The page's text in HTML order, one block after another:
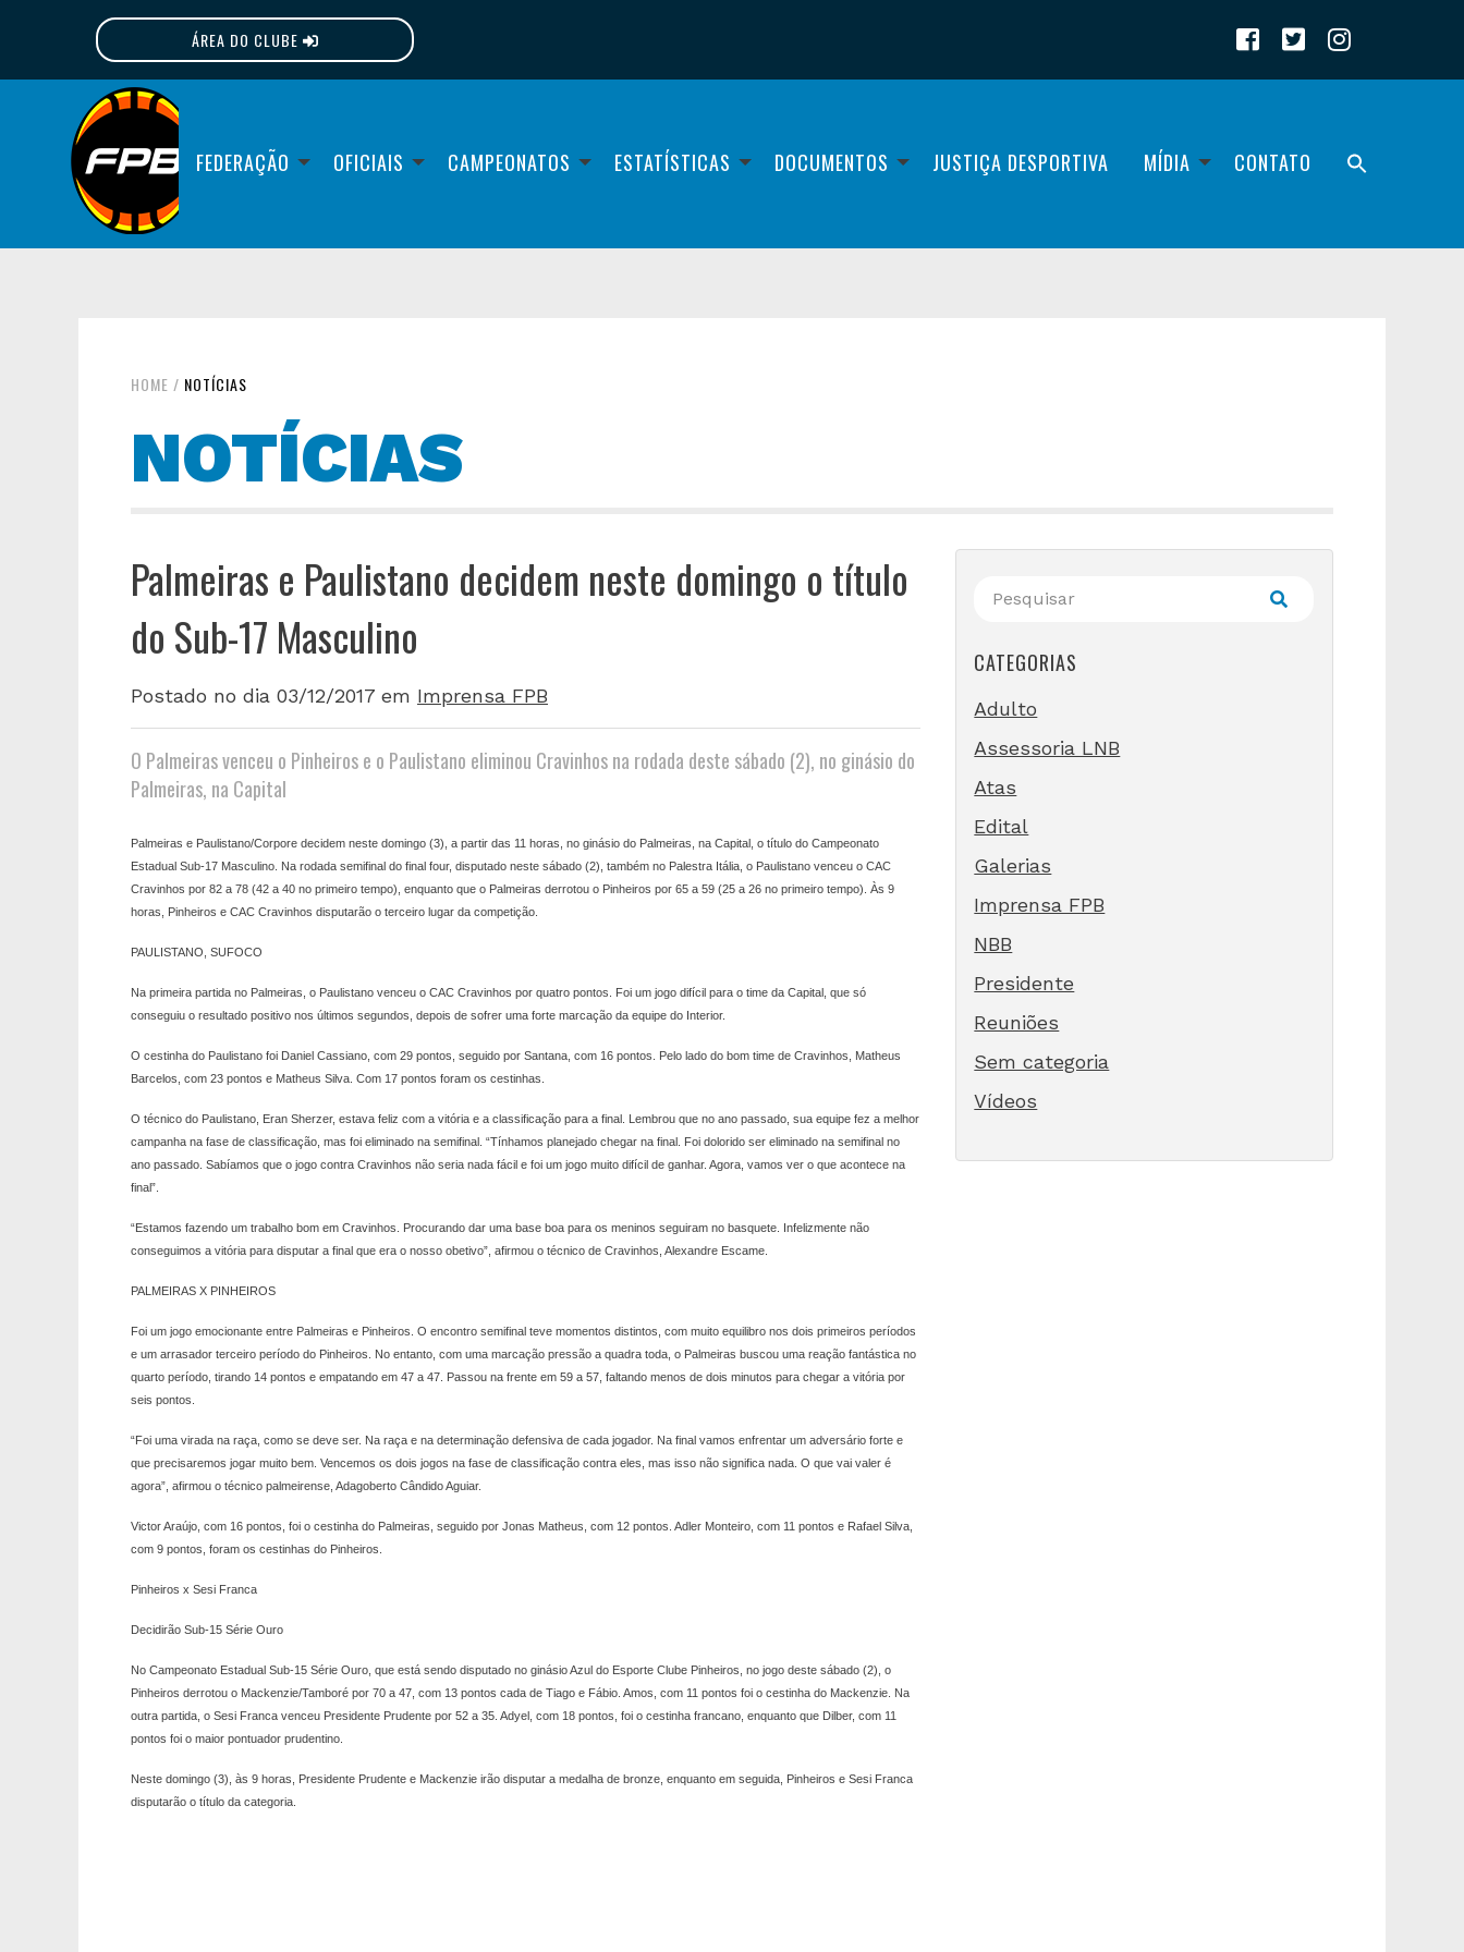
ÁREA DO CLUBE
FEDERAÇÃO OFICIAIS CAMPEONATOS ESTATÍSTICAS DOCUMENTOS JUSTIÇA DESPORTIVA MÍDIA CONTATO
HOME / NOTÍCIAS
NOTÍCIAS
Palmeiras e Paulistano decidem neste domingo o título
do Sub-17 Masculino
Postado no dia 03/12/2017 em Imprensa FPB
O Palmeiras venceu o Pinheiros e o Paulistano eliminou Cravinhos na rodada deste sábado (2), no ginásio do
Palmeiras, na Capital
Palmeiras e Paulistano/Corpore decidem neste domingo (3), a partir das 11 horas, no ginásio do Palmeiras, na Capital, o título do Campeonato
Estadual Sub-17 Masculino. Na rodada semifinal do final four, disputado neste sábado (2), também no Palestra Itália, o Paulistano venceu o CAC
Cravinhos por 82 a 78 (42 a 40 no primeiro tempo), enquanto que o Palmeiras derrotou o Pinheiros por 65 a 59 (25 a 26 no primeiro tempo). Às 9
horas, Pinheiros e CAC Cravinhos disputarão o terceiro lugar da competição.
PAULISTANO, SUFOCO
Na primeira partida no Palmeiras, o Paulistano venceu o CAC Cravinhos por quatro pontos. Foi um jogo difícil para o time da Capital, que só
conseguiu o resultado positivo nos últimos segundos, depois de sofrer uma forte marcação da equipe do Interior.
O cestinha do Paulistano foi Daniel Cassiano, com 29 pontos, seguido por Santana, com 16 pontos. Pelo lado do bom time de Cravinhos, Matheus
Barcelos, com 23 pontos e Matheus Silva. Com 17 pontos foram os cestinhas.
O técnico do Paulistano, Eran Sherzer, estava feliz com a vitória e a classificação para a final. Lembrou que no ano passado, sua equipe fez a melhor
campanha na fase de classificação, mas foi eliminado na semifinal. “Tínhamos planejado chegar na final. Foi dolorido ser eliminado na semifinal no
ano passado. Sabíamos que o jogo contra Cravinhos não seria nada fácil e foi um jogo muito difícil de ganhar. Agora, vamos ver o que acontece na
final”.
“Estamos fazendo um trabalho bom em Cravinhos. Procurando dar uma base boa para os meninos seguiram no basquete. Infelizmente não
conseguimos a vitória para disputar a final que era o nosso obetivo”, afirmou o técnico de Cravinhos, Alexandre Escame.
PALMEIRAS X PINHEIROS
Foi um jogo emocionante entre Palmeiras e Pinheiros. O encontro semifinal teve momentos distintos, com muito equilibro nos dois primeiros períodos
e um arrasador terceiro período do Pinheiros. No entanto, com uma marcação pressão a quadra toda, o Palmeiras buscou uma reação fantástica no
quarto período, tirando 14 pontos e empatando em 47 a 47. Passou na frente em 59 a 57, faltando menos de dois minutos para chegar a vitória por
seis pontos.
“Foi uma virada na raça, como se deve ser. Na raça e na determinação defensiva de cada jogador. Na final vamos enfrentar um adversário forte e
que precisaremos jogar muito bem. Vencemos os dois jogos na fase de classificação contra eles, mas isso não significa nada. O que vai valer é
agora”, afirmou o técnico palmeirense, Adagoberto Cândido Aguiar.
Victor Araújo, com 16 pontos, foi o cestinha do Palmeiras, seguido por Jonas Matheus, com 12 pontos. Adler Monteiro, com 11 pontos e Rafael Silva,
com 9 pontos, foram os cestinhas do Pinheiros.
Pinheiros x Sesi Franca
Decidirão Sub-15 Série Ouro
No Campeonato Estadual Sub-15 Série Ouro, que está sendo disputado no ginásio Azul do Esporte Clube Pinheiros, no jogo deste sábado (2), o
Pinheiros derrotou o Mackenzie/Tamboré por 70 a 47, com 13 pontos cada de Tiago e Fábio. Amos, com 11 pontos foi o cestinha do Mackenzie. Na
outra partida, o Sesi Franca venceu Presidente Prudente por 52 a 35. Adyel, com 18 pontos, foi o cestinha francano, enquanto que Dilber, com 11
pontos foi o maior pontuador prudentino.
Neste domingo (3), às 9 horas, Presidente Prudente e Mackenzie irão disputar a medalha de bronze, enquanto em seguida, Pinheiros e Sesi Franca
disputarão o título da categoria.
CATEGORIAS
Adulto
Assessoria LNB
Atas
Edital
Galerias
Imprensa FPB
NBB
Presidente
Reuniões
Sem categoria
Vídeos